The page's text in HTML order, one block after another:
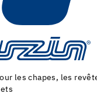
Machines et outils